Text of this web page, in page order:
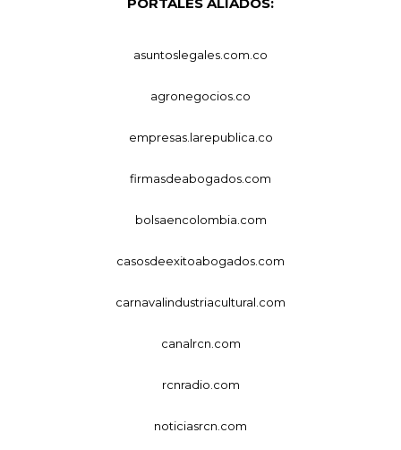
asuntoslegales.com.co
agronegocios.co
empresas.larepublica.co
firmasdeabogados.com
bolsaencolombia.com
casosdeexitoabogados.com
carnavalindustriacultural.com
canalrcn.com
rcnradio.com
noticiasrcn.com